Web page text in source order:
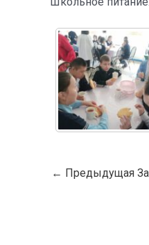
← Предыдущая